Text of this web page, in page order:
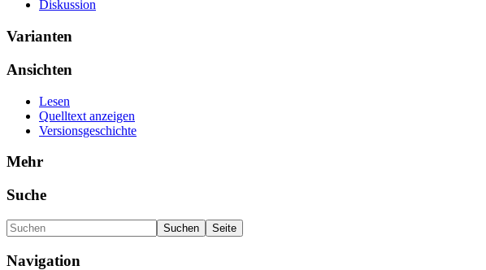
Diskussion
Varianten
Ansichten
Lesen
Quelltext anzeigen
Versionsgeschichte
Mehr
Suche
Navigation